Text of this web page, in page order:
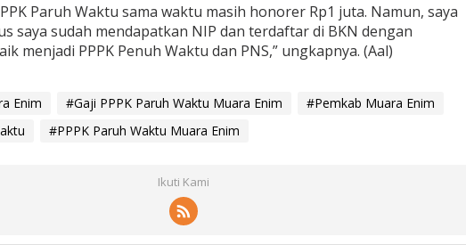
Paruh Waktu sama waktu masih honorer Rp1 juta. Namun, saya
saya sudah mendapatkan NIP dan terdaftar di BKN dengan
menjadi PPPK Penuh Waktu dan PNS,” ungkapnya. (Aal)
Enim #Gaji PPPK Paruh Waktu Muara Enim
#Pemkab Muara Enim
#PPPK Paruh Waktu Muara Enim
Ikuti Kami